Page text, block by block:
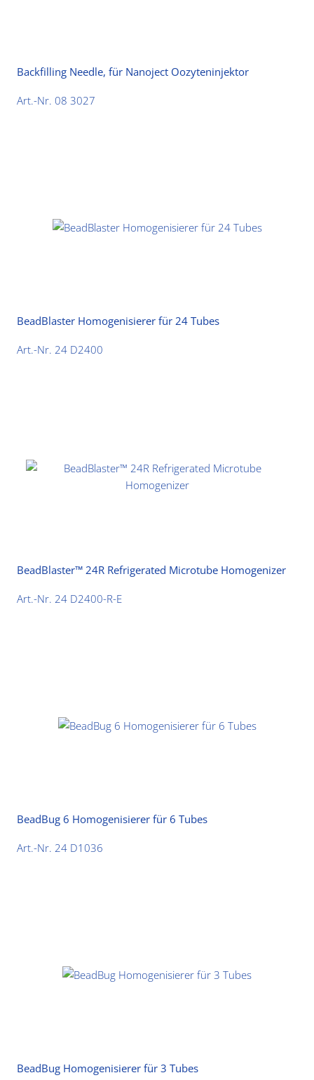
Backfilling Needle, für Nanoject Oozyteninjektor
Art.-Nr. 08 3027
BeadBlaster Homogenisierer für 24 Tubes
Art.-Nr. 24 D2400
BeadBlaster™ 24R Refrigerated Microtube Homogenizer
Art.-Nr. 24 D2400-R-E
BeadBug 6 Homogenisierer für 6 Tubes
Art.-Nr. 24 D1036
BeadBug Homogenisierer für 3 Tubes